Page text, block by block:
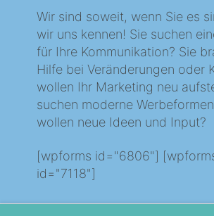
Wir sind soweit, wenn Sie es
wir uns kennen! Sie suchen
für Ihre Kommunikation? Sie
Hilfe bei Veränderungen oder
wollen Ihr Marketing neu
suchen moderne
wollen neue Ideen und Input?
[wpforms id="6806"] [wpforms
id="7118"]